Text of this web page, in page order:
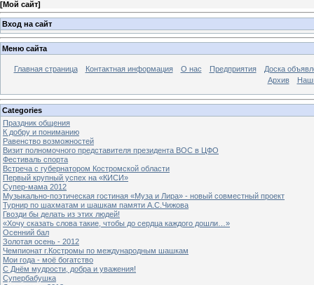
[Мой сайт]
Вход на сайт
Меню сайта
Главная страница Контактная информация О нас Предприятия
Доска
Архив
Categories
Праздник общения
К добру и пониманию
Равенство возможностей
Визит полномочного представителя президента ВОС в ЦФО
Фестиваль спорта
Встреча с губернатором Костромской области
Первый крупный успех на «КИСИ»
Супер-мама 2012
Музыкально-поэтическая гостиная «Муза и Лира» - новый совместный проект
Турнир по шахматам и шашкам памяти А.С.Чижова
Гвозди бы делать из этих людей!
«Хочу сказать слова такие, чтобы до сердца каждого дошли…»
Осенний бал
Золотая осень - 2012
Чемпионат г.Костромы по международным шашкам
Мои года - моё богатство
С Днём мудрости, добра и уважения!
Супербабушка